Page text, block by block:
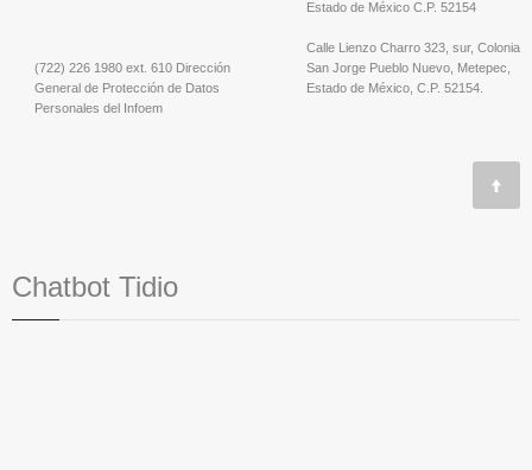
(722) 226 1980 ext. 610 Dirección
General de Protección de Datos
Personales del Infoem
Estado de México C.P. 52154
Calle Lienzo Charro 323, sur, Colonia
San Jorge Pueblo Nuevo, Metepec,
Estado de México, C.P. 52154.
Chatbot Tidio